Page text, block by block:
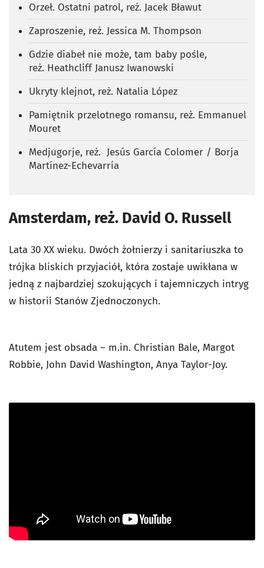
Orzeł. Ostatni patrol, reż. Jacek Bławut
Zaproszenie, reż. Jessica M. Thompson
Gdzie diabeł nie może, tam baby pośle,
reż. Heathcliff Janusz Iwanowski
Ukryty klejnot, reż. Natalia López
Pamiętnik przelotnego romansu, reż. Emmanuel
Mouret
Medjugorje, reż. Jesús García Colomer / Borja
Martínez-Echevarría
Amsterdam, reż. David O. Russell
Lata 30 XX wieku. Dwóch żołnierzy i sanitariuszka to
trójka bliskich przyjaciół, która zostaje uwikłana w
jedną z najbardziej szokujących i tajemniczych intryg
w historii Stanów Zjednoczonych.
Atutem jest obsada – m.in. Christian Bale, Margot
Robbie, John David Washington, Anya Taylor-Joy.